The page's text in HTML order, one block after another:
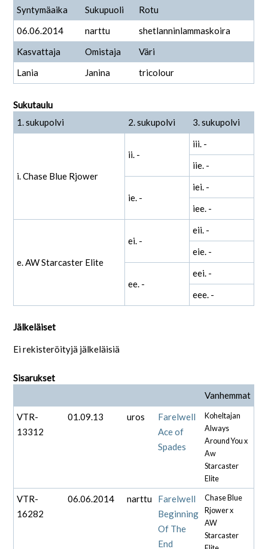
Syntymäaika Sukupuoli
Rotu
06.06.2014
narttu
shetlanninlammaskoira
Kasvattaja
Omistaja
Väri
Lania
Janina tricolour
Sukutaulu
1. sukupolvi
2. sukupolvi 3. sukupolvi
i. Chase Blue Rjower
ii. -
iii. -
iie. -
ie. -
iei. -
iee. -
e. AW Starcaster Elite
ei. -
eii. -
eie. -
ee. -
eei. -
eee. -
Jälkeläiset
Ei rekisteröityjä jälkeläisiä
Sisarukset
Vanhemmat
VTR-
13312
01.09.13 uros
Farelwell
Ace of
Spades
Koheltajan
Always
Around You x
Aw
Starcaster
Elite
VTR-
16282
06.06.2014 narttu
Farelwell
Beginning
Of The
End
Chase Blue
Rjower x
AW
Starcaster